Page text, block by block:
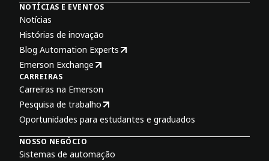
NOTÍCIAS E EVENTOS
Notícias
Histórias de inovação
Blog Automation Experts
Emerson Exchange
CARREIRAS
Carreiras na Emerson
Pesquisa de trabalho
Oportunidades para estudantes e graduados
NOSSO NEGÓCIO
Sistemas de automação